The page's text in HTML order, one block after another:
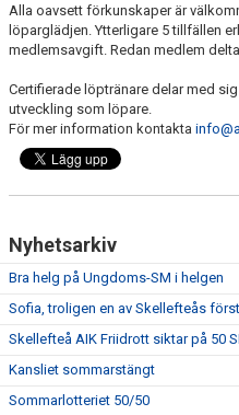
Alla oavsett förkunskaper är
löparglädjen. Ytterligare 5 tillfällen
medlemsavgift. Redan medlem
Certifierade löptränare delar med
utveckling som löpare.
För mer information kontakta
Nyhetsarkiv
Bra helg på Ungdoms-SM i helgen
Sofia, troligen en av Skellefteås
Skellefteå AIK Friidrott siktar på 50
Kansliet sommarstängt
Sommarlotteriet 50/50